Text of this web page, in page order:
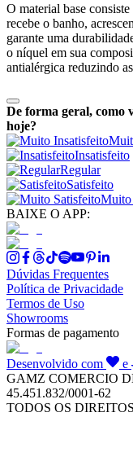
O material base
recebe o banho,
garante uma
o níquel em sua
antialérgica reduzindo
De forma geral, como
hoje?
Insatisfeito
Regular
Satisfeito
Muito
BAIXE O APP:
Dúvidas Frequentes
Política de Privacidade
Termos de Uso
Showrooms
Formas de pagamento
Desenvolvido com e
GAMZ COMERCIO
45.451.832/0001-62
TODOS OS